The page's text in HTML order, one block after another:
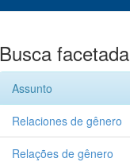
Busca facetada
Assunto
Relaciones de gênero
Relações de gênero